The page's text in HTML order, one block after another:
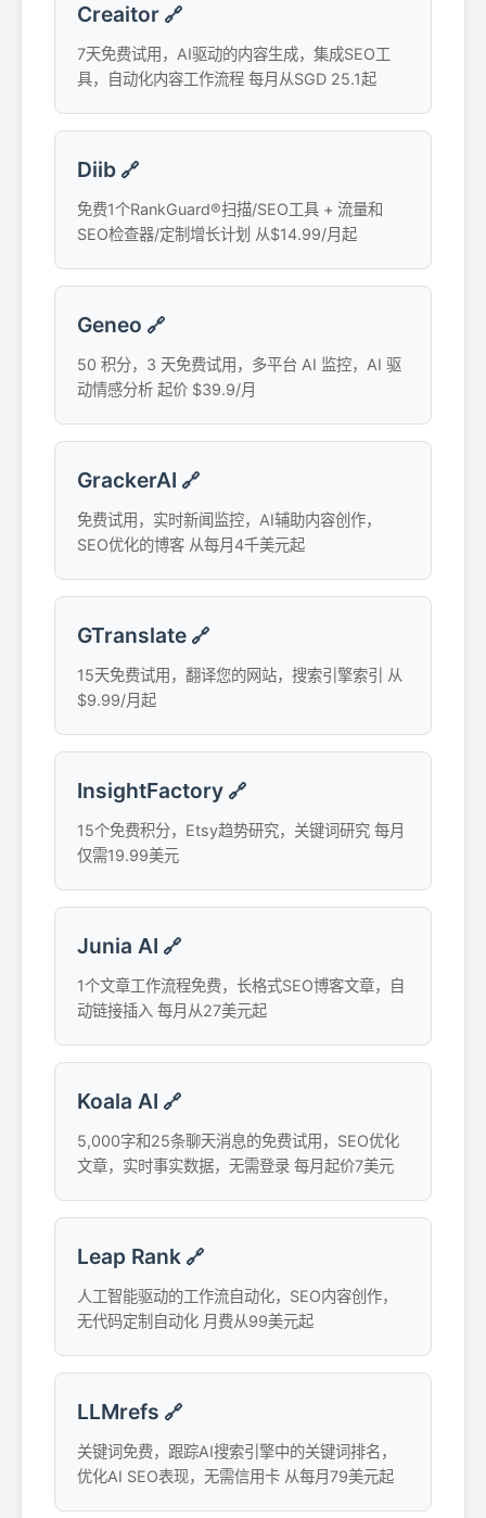
Creaitor 🔗
7天免费试用，AI驱动的内容生成，集成SEO工
具，自动化内容工作流程 每月从SGD 25.1起
Diib 🔗
免费1个RankGuard®扫描/SEO工具 + 流量和
SEO检查器/定制增长计划 从$14.99/月起
Geneo 🔗
50 积分，3 天免费试用，多平台 AI 监控，AI 驱
动情感分析 起价 $39.9/月
GrackerAI 🔗
免费试用，实时新闻监控，AI辅助内容创作，
SEO优化的博客 从每月4千美元起
GTranslate 🔗
15天免费试用，翻译您的网站，搜索引擎索引 从
$9.99/月起
InsightFactory 🔗
15个免费积分，Etsy趋势研究，关键词研究 每月
仅需19.99美元
Junia AI 🔗
1个文章工作流程免费，长格式SEO博客文章，自
动链接插入 每月从27美元起
Koala AI 🔗
5,000字和25条聊天消息的免费试用，SEO优化
文章，实时事实数据，无需登录 每月起价7美元
Leap Rank 🔗
人工智能驱动的工作流自动化，SEO内容创作，
无代码定制自动化 月费从99美元起
LLMrefs 🔗
关键词免费，跟踪AI搜索引擎中的关键词排名，
优化AI SEO表现，无需信用卡 从每月79美元起